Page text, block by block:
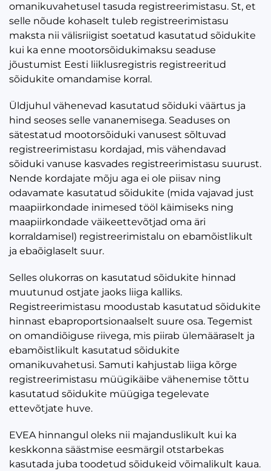
omanikuvahetusel tasuda registreerimistasu. St, et
selle nõude kohaselt tuleb registreerimistasu
maksta nii välisriigist soetatud kasutatud sõidukite
kui ka enne mootorsõidukimaksu seaduse
jõustumist Eesti liiklusregistris registreeritud
sõidukite omandamise korral.
Üldjuhul vähenevad kasutatud sõiduki väärtus ja
hind seoses selle vananemisega. Seaduses on
sätestatud mootorsõiduki vanusest sõltuvad
registreerimistasu kordajad, mis vähendavad
sõiduki vanuse kasvades registreerimistasu suurust.
Nende kordajate mõju aga ei ole piisav ning
odavamate kasutatud sõidukite (mida vajavad just
maapiirkondade inimesed tööl käimiseks ning
maapiirkondade väikeettevõtjad oma äri
korraldamisel) registreerimistalu on ebamõistlikult
ja ebaõiglaselt suur.
Selles olukorras on kasutatud sõidukite hinnad
muutunud ostjate jaoks liiga kalliks.
Registreerimistasu moodustab kasutatud sõidukite
hinnast ebaproportsionaalselt suure osa. Tegemist
on omandiõiguse riivega, mis piirab ülemääraselt ja
ebamõistlikult kasutatud sõidukite
omanikuvahetusi. Samuti kahjustab liiga kõrge
registreerimistasu müügikäibe vähenemise tõttu
kasutatud sõidukite müügiga tegelevate
ettevõtjate huve.
EVEA hinnangul oleks nii majanduslikult kui ka
keskkonna säästmise eesmärgil otstarbekas
kasutada juba toodetud sõidukeid võimalikult kaua.